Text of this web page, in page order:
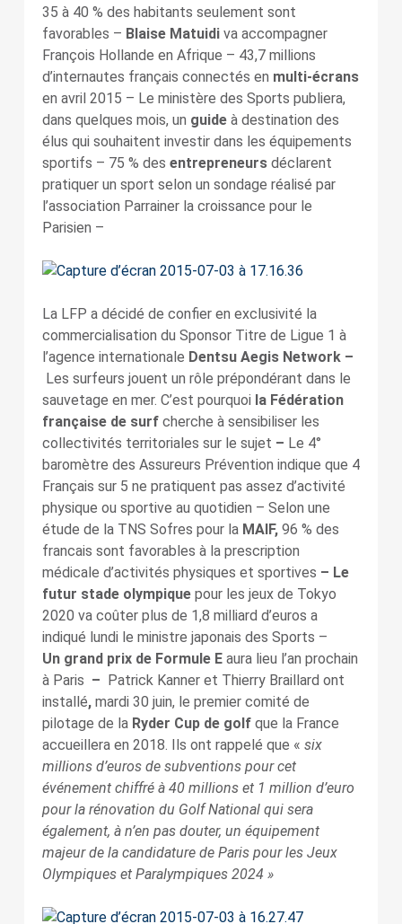
35 à 40 % des habitants seulement sont
favorables – Blaise Matuidiva accompagner
François Hollande en Afrique – 43,7 millions
d’internautes français connectés en multi-écrans
en avril 2015 – Le ministère des Sports publiera,
dans quelques mois, un guideà destination des
élus qui souhaitent investir dans les équipements
sportifs – 75 % des entrepreneursdéclarent
pratiquer un sport selon un sondage réalisé par
l’association Parrainer la croissance pour le
Parisien –
La LFP a décidé de confier en exclusivité la
commercialisation du Sponsor Titre de Ligue 1 à
l’agence internationale Dentsu Aegis Network –
Les surfeurs jouent un rôle prépondérant dans le
sauvetage en mer. C’est pourquoi la Fédération
française de surfcherche à sensibiliser les
collectivités territoriales sur le sujet – Le 4°
baromètre des Assureurs Prévention indique que 4
Français sur 5 ne pratiquent pas assez d’activité
physique ou sportive au quotidien – Selon une
étude de la TNS Sofres pour laMAIF, 96 % des
francais sont favorables à la prescription
médicale d’activités physiques et sportives – Le
futur stade olympique pour les jeux de Tokyo
2020 va coûter plus de 1,8 milliard d’euros a
indiqué lundi le ministre japonais des Sports –
Un grand prix de Formule E aura lieu l’an prochain
à Paris – Patrick Kanner et Thierry Braillard ont
installé,mardi 30 juin, le premier comité de
pilotage de la Ryder Cup de golfque la France
accueillera en 2018. Ils ont rappelé que « six
millions d’euros de subventions pour cet
événement chiffré à 40 millions et 1 million d’euro
pour la rénovation du Golf National qui sera
également, à n’en pas douter, un équipement
majeur de la candidature de Paris pour les Jeux
Olympiques et Paralympiques 2024 »